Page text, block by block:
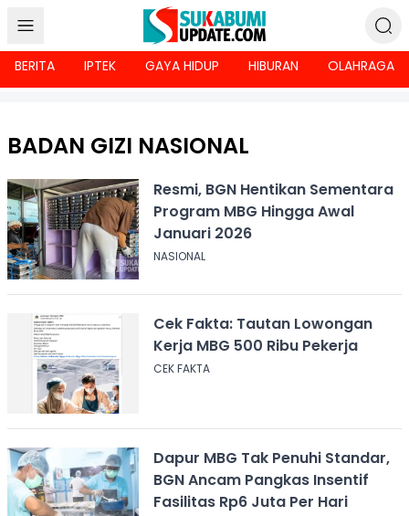
BERITA IPTEK GAYA HIDUP HIBURAN OLAHRAGA
BADAN GIZI NASIONAL
Resmi, BGN Hentikan Sementara
Program MBG Hingga Awal
Januari 2026
NASIONAL
Cek Fakta: Tautan Lowongan
Kerja MBG 500 Ribu Pekerja
CEK FAKTA
Dapur MBG Tak Penuhi Standar,
BGN Ancam Pangkas Insentif
Fasilitas Rp6 Juta Per Hari